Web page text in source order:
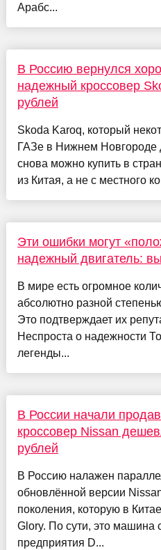
Арабс...
В Россию вернулся
надежный кроссовер
рублей
Skoda Karoq, который
ГАЗе в Нижнем Новгороде
снова можно купить в
из Китая, а не с местного
Эти ошибки могут
надежный двигатель:
В мире есть огромное
абсолютно разной
Это подтверждает их
Неспроста о надежности
легенды...
В России начали
кроссовер Nissan
рублей
В Россию налажен
обновлённой версии
поколения, которую в
Glory. По сути, это машина
предприятия D...